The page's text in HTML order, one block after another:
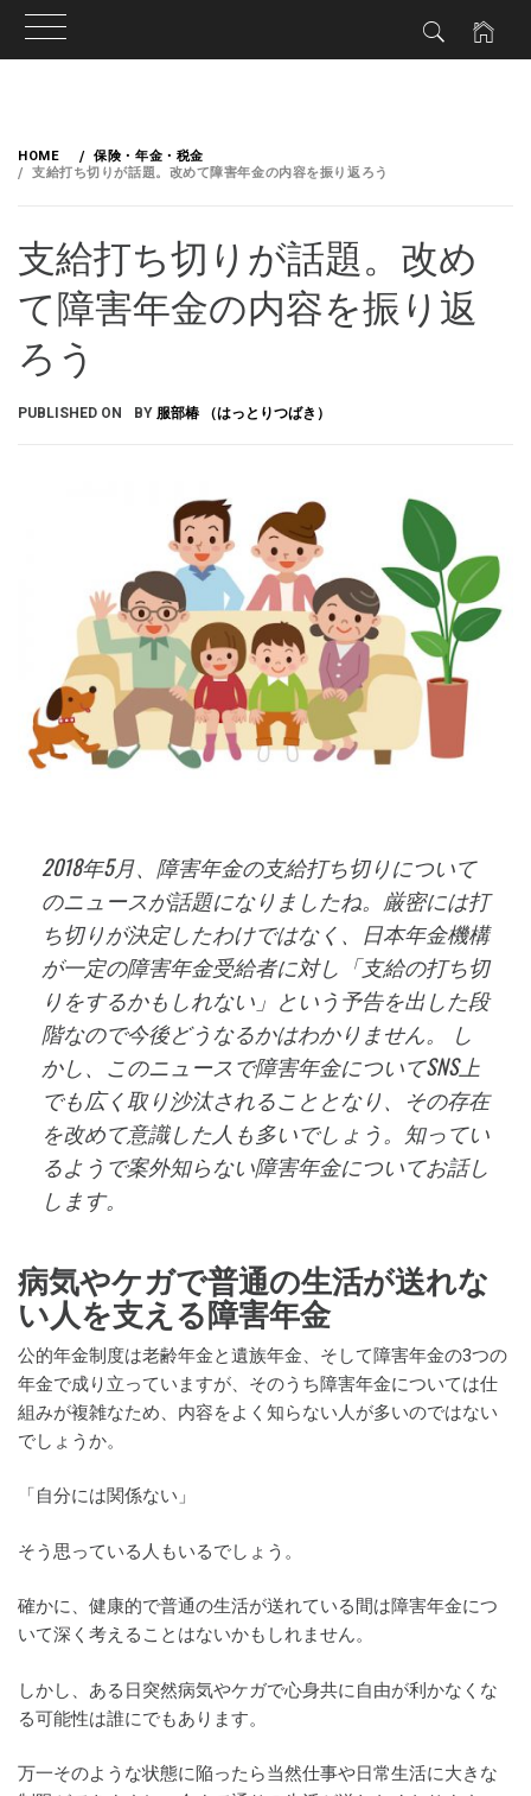
HOME
保険・年金・税金
支給打ち切りが話題。改めて障害年金の内容を振り返ろう
支給打ち切りが話題。改め
て障害年金の内容を振り返
ろう
PUBLISHED ON BY 服部椿 （はっとりつばき）
2018年5月、障害年金の支給打ち切りについて
のニュースが話題になりましたね。厳密には打
ち切りが決定したわけではなく、日本年金機構
が一定の障害年金受給者に対し「支給の打ち切
りをするかもしれない」という予告を出した段
階なので今後どうなるかはわかりません。 し
かし、このニュースで障害年金についてSNS上
でも広く取り沙汰されることとなり、その存在
を改めて意識した人も多いでしょう。知ってい
るようで案外知らない障害年金についてお話し
します。
病気やケガで普通の生活が送れな
い人を支える障害年金
公的年金制度は老齢年金と遺族年金、そして障害年金の3つの
年金で成り立っていますが、そのうち障害年金については仕
組みが複雑なため、内容をよく知らない人が多いのではない
でしょうか。
「自分には関係ない」
そう思っている人もいるでしょう。
確かに、健康的で普通の生活が送れている間は障害年金につ
いて深く考えることはないかもしれません。
しかし、ある日突然病気やケガで心身共に自由が利かなくな
る可能性は誰にでもあります。
万一そのような状態に陥ったら当然仕事や日常生活に大きな